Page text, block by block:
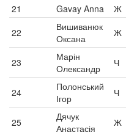
21
Gavay Anna Ж
22
Вишиванюк
Оксана
Ж
23
Марін
Олександр
Ч
24
Полонський
Ігор
Ч
25
Дячук
Анастасія
Ж